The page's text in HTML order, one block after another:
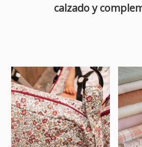
calzado y